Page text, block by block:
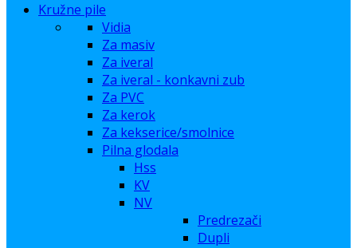
Kružne pile
Vidia
Za masiv
Za iveral
Za iveral - konkavni zub
Za PVC
Za kerok
Za kekserice/smolnice
Pilna glodala
Hss
KV
NV
Predrezači
Dupli